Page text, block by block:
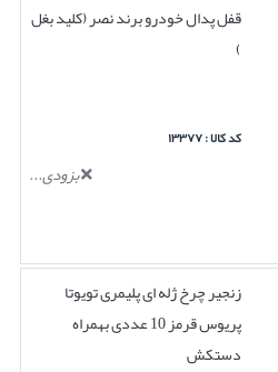
قفل پدال خودرو برند نصر (کلید بغل
)
کد کالا : ۱۳۳۷۷
بزودی...
زنجیر چرخ ژله ای پلیمری تویوتا
پریوس قرمز 10 عددی بهمراه
دستکش